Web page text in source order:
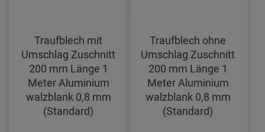
Traufblech mit
Umschlag Zuschnitt
200 mm Länge 1
Meter Aluminium
walzblank 0,8 mm
(Standard)
Traufblech ohne
Umschlag Zuschnitt
200 mm Länge 1
Meter Aluminium
walzblank 0,8 mm
(Standard)